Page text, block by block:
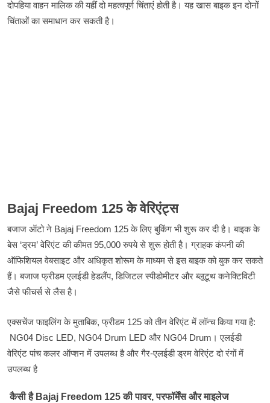
दोपहिया वाहन मालिक की यहीं दो महत्वपूर्ण चिंताएं होती है। यह खास बाइक इन दोनों
चिंताओं का समाधान कर सकती है।
Bajaj Freedom 125के वेरिएंट्स
बजाज ऑटो ने Bajaj Freedom 125के लिए बुकिंग भी शुरू कर दी है। बाइक के
बेस‘ड्रम’वेरिएंट की कीमत95,000रुपये से शुरू होती है। ग्राहक कंपनी की
ऑफिशियल वेबसाइट और अधिकृत शोरूम के माध्यम से इस बाइक को बुक कर सकते
हैं। बजाज फ्रीडम एलईडी हेडलैंप,डिजिटल स्पीडोमीटर और ब्लूटूथ कनेक्टिविटी
जैसे फीचर्स से लैस है।
एक्सचेंज फाइलिंग के मुताबिक,फ्रीडम 125को तीन वेरिएंट में लॉन्च किया गया है:
NG04 Disc LED, NG04 Drum LED और NG04 Drum । एलईडी
वेरिएंट पांच कलर ऑप्शन में उपलब्ध है और गैर-एलईडी ड्रम वेरिएंट दो रंगों में
उपलब्ध है
कैसी हैBajaj Freedom 125की पावर,परफॉर्मेंस और माइलेज